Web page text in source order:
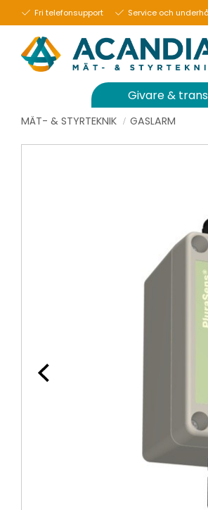
Fri telefonsupport Service och
Givare &
MÄT- & STYRTEKNIK GASLARM